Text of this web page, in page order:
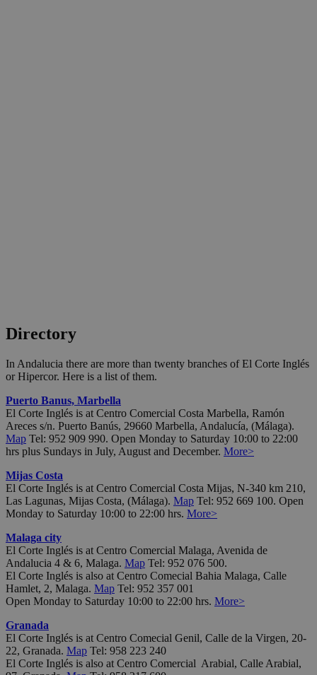
Directory
In Andalucia there are more than twenty branches of El Corte Inglés
or Hipercor. Here is a list of them.
Puerto Banus, Marbella
El Corte Inglés is at Centro Comercial Costa Marbella, Ramón
Areces s/n. Puerto Banús, 29660 Marbella, Andalucía, (Málaga).
Map Tel: 952 909 990. Open Monday to Saturday 10:00 to 22:00
hrs plus Sundays in July, August and December. More>
Mijas Costa
El Corte Inglés is at Centro Comercial Costa Mijas, N-340 km 210,
Las Lagunas, Mijas Costa, (Málaga). Map Tel: 952 669 100. Open
Monday to Saturday 10:00 to 22:00 hrs. More>
Malaga city
El Corte Inglés is at Centro Comercial Malaga, Avenida de
Andalucia 4 & 6, Malaga. Map Tel: 952 076 500.
El Corte Inglés is also at Centro Comecial Bahia Malaga, Calle
Hamlet, 2, Malaga. Map Tel: 952 357 001
Open Monday to Saturday 10:00 to 22:00 hrs. More>
Granada
El Corte Inglés is at Centro Comecial Genil, Calle de la Virgen, 20-
22, Granada. Map Tel: 958 223 240
El Corte Inglés is also at Centro Comercial Arabial, Calle Arabial,